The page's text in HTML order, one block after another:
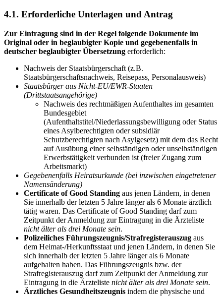
4.1. Erforderliche Unterlagen und Antrag
Zur Eintragung sind in der Regel folgende Dokumente im
Original oder in beglaubigter Kopie und gegebenenfalls in
deutscher beglaubigter Übersetzung erforderlich:
Nachweis der Staatsbürgerschaft (z.B.
Staatsbürgerschaftsnachweis, Reisepass, Personalausweis)
Staatsbürger aus Nicht-EU/EWR-Staaten
(Drittstaatsangehörige)
Nachweis des rechtmäßigen Aufenthaltes im gesamten
Bundesgebiet
(Aufenthaltstitel/Niederlassungsbewilligung oder Status
eines Asylberechtigten oder subsidiär
Schutzberechtigten nach Asylgesetz) mit dem das Recht
auf Ausübung einer selbständigen oder unselbständigen
Erwerbstätigkeit verbunden ist (freier Zugang zum
Arbeitsmarkt)
Gegebenenfalls Heiratsurkunde (bei inzwischen eingetretener
Namensänderung)
Certificate of Good Standing aus jenen Ländern, in denen
Sie innerhalb der letzten 5 Jahre länger als 6 Monate ärztlich
tätig waren. Das Certificate of Good Standing darf zum
Zeitpunkt der Anmeldung zur Eintragung in die Ärzteliste
nicht älter als drei Monate sein.
Polizeiliches Führungszeugnis/Strafregisterauszug aus
dem Heimat-/Herkunftsstaat und jenen Ländern, in denen Sie
sich innerhalb der letzten 5 Jahre länger als 6 Monate
aufgehalten haben. Das Führungszeugnis bzw. der
Strafregisterauszug darf zum Zeitpunkt der Anmeldung zur
Eintragung in die Ärzteliste nicht älter als drei Monate sein.
Ärztliches Gesundheitszeugnis indem die physische und